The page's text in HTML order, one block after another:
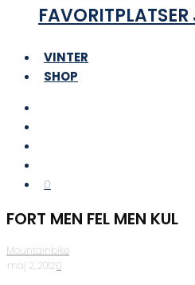
VINTER
SHOP
0
FORT MEN FEL MEN KUL
Mountainbike
·maj 2, 2012·0